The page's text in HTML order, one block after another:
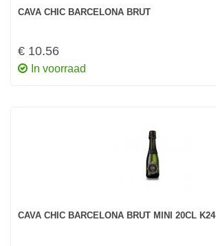
CAVA CHIC BARCELONA BRUT
€ 10.56
In voorraad
CAVA CHIC BARCELONA BRUT MINI 20CL K24